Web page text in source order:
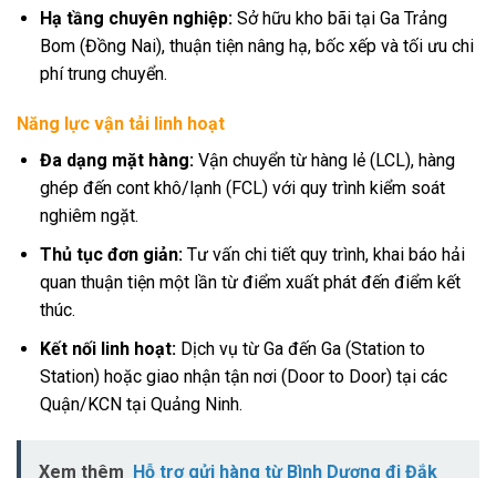
Hạ tầng chuyên nghiệp:Sở hữu kho bãi tại Ga Trảng
Bom (Đồng Nai), thuận tiện nâng hạ, bốc xếp và tối ưu chi
phí trung chuyển.
Năng lực vận tải linh hoạt
Đa dạng mặt hàng:Vận chuyển từ hàng lẻ (LCL), hàng
ghép đến cont khô/lạnh (FCL) với quy trình kiểm soát
nghiêm ngặt.
Thủ tục đơn giản:Tư vấn chi tiết quy trình, khai báo hải
quan thuận tiện một lần từ điểm xuất phát đến điểm kết
thúc.
Kết nối linh hoạt:Dịch vụ từ Ga đến Ga (Station to
Station) hoặc giao nhận tận nơi (Door to Door) tại các
Quận/KCN tại Quảng Ninh.
Xem thêm
Hỗ trợ gửi hàng từ Bình Dương đi Đắk